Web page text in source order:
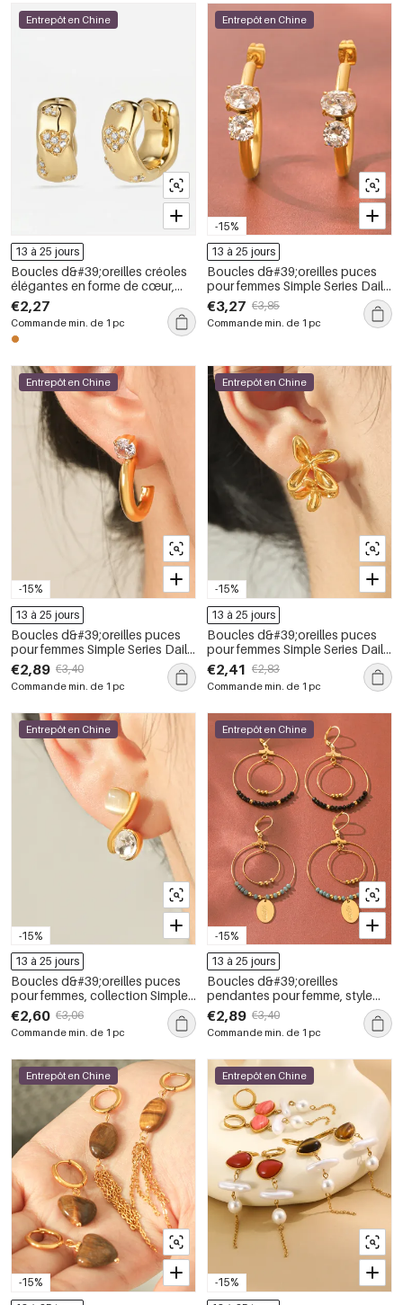
Entrepôt en Chine
13 à 25 jours
Boucles d&#39;oreilles créoles
élégantes en forme de cœur,
couleur cuivre doré et zircon,
collection Simple Series
€2,27
Commande min. de 1 pc
-15%
Entrepôt en Chine
13 à 25 jours
Boucles d&#39;oreilles puces
pour femmes Simple Series Daily
Lines en acier inoxydable
étanche couleur or et zircon
€3,27 €3,85
Commande min. de 1 pc
-15%
Entrepôt en Chine
13 à 25 jours
Boucles d&#39;oreilles puces
pour femmes Simple Series Daily
Lines en acier inoxydable
étanche couleur or et zircon
€2,89 €3,40
Commande min. de 1 pc
-15%
Entrepôt en Chine
13 à 25 jours
Boucles d&#39;oreilles puces
pour femmes Simple Series Daily
Flower en acier inoxydable
étanche couleur or
€2,41 €2,83
Commande min. de 1 pc
-15%
Entrepôt en Chine
13 à 25 jours
Boucles d&#39;oreilles puces
pour femmes, collection Simple
Series, forme irrégulière, acier
inoxydable, couleur or,
étanches, avec pierre naturelle
€2,60 €3,06
Commande min. de 1 pc
-15%
Entrepôt en Chine
13 à 25 jours
Boucles d&#39;oreilles
pendantes pour femme, style
simple, avec pompons et perles,
en acier inoxydable étanche,
couleur or.
€2,89 €3,40
Commande min. de 1 pc
-15%
Entrepôt en Chine
-15%
Entrepôt en Chine